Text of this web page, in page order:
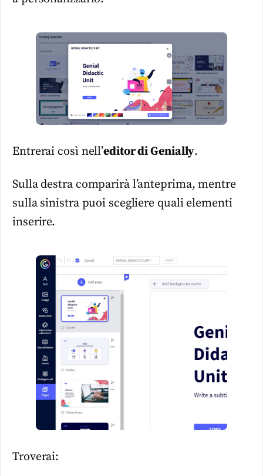
Entrerai così nell’editor di Genially.
Sulla destra comparirà l’anteprima, mentre
sulla sinistra puoi scegliere quali elementi
inserire.
Troverai: